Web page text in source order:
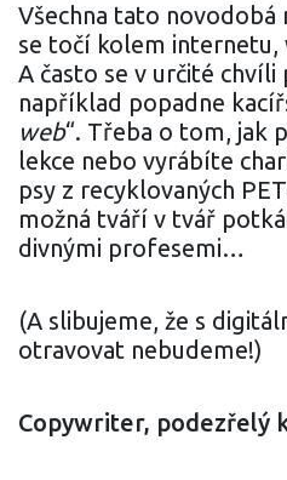
Všechna tato novodobá
se točí kolem internetu,
A často se v určité chvíli
například popadne
web“. Třeba o tom, jak
lekce nebo vyrábíte
psy z recyklovaných
možná tváří v tvář
divnými profesemi…
(A slibujeme, že s
otravovat nebudeme!)
Copywriter, podezřelý